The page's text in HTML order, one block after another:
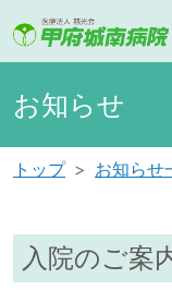
お知らせ
トップ お知らせ
入院のご案